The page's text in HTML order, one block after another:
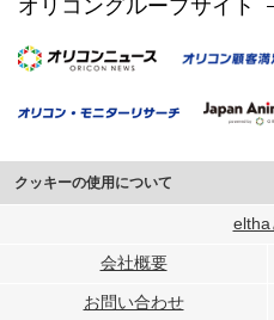
オリコングループサイト
クッキーの使用について
このサイトでは Cookie を使用して、
行っています。
メディアや広告配信、データ解析の各
eltha
会社概要
お問い合わせ